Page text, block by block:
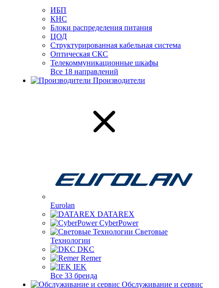
ИБП
КНС
Блоки распределения питания
ЦОД
Структурированная кабельная система
Оптическая СКС
Телекоммуникационные шкафы
Все 18 направлений
Производители
Eurolan
DATAREX
CyberPower
Световые
Технологии
DKC
Remer
IEK
Все 33 бренда
Обслуживание и сервис